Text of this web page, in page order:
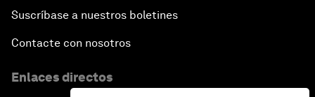
Suscríbase a nuestros boletines
Contacte con nosotros
Enlaces directos